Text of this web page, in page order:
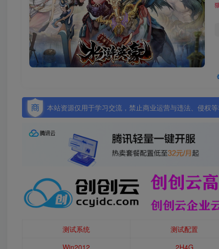
本站资源仅用于学习交流，禁止商业运营与违法、侵权
测试系统
测试配置
Win2012
2H4G